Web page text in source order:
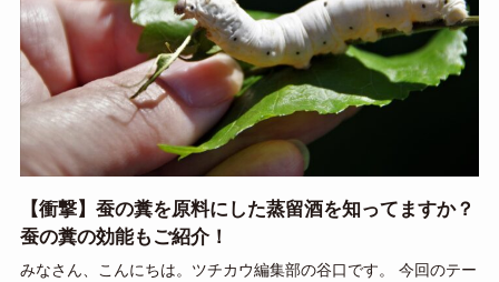
【衝撃】蚕の糞を原料にした蒸留酒を知ってますか？
蚕の糞の効能もご紹介！
みなさん、こんにちは。ツチカウ編集部の谷口です。 今回のテー